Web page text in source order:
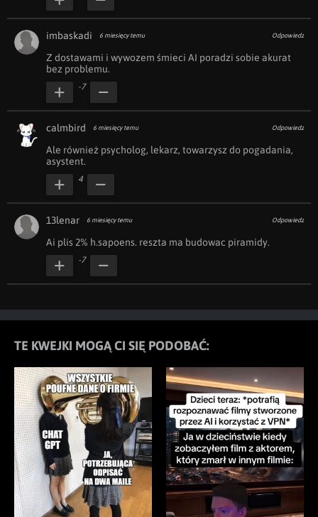
imbaskadi 6 miesięcy temu Odpowiedz
Z dostawami i wywozem śmieci AI poradzi sobie akurat
bez problemu.
-7
calmbird 6 miesięcy temu Odpowiedz
Ale również psycholog, lekarz, towarzysz do pogadania,
asystent.
4
13lenar 6 miesięcy temu Odpowiedz
Ai plis 2% h.sapoens. reszta ma budowac piramidy.
-7
TE KWEJKI MOGĄ CI SIĘ PODOBAĆ: